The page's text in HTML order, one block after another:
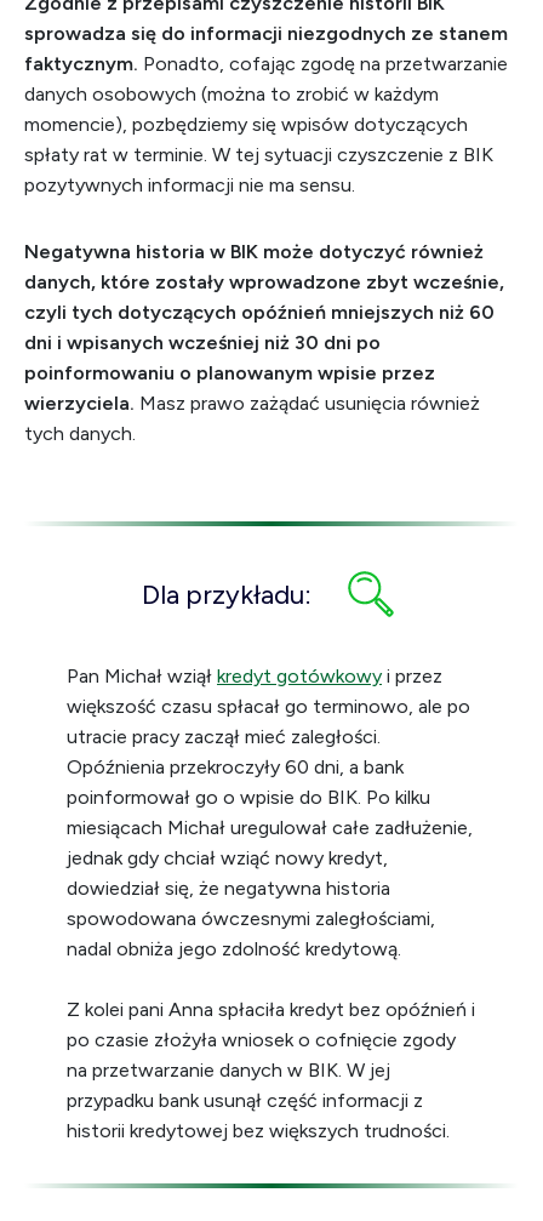
sprowadza się do informacji niezgodnych ze stanem
faktycznym. Ponadto, cofając zgodę na przetwarzanie
danych osobowych (można to zrobić w każdym
momencie), pozbędziemy się wpisów dotyczących
spłaty rat w terminie. W tej sytuacji czyszczenie z BIK
pozytywnych informacji nie ma sensu.
Negatywna historia w BIK może dotyczyć również
danych, które zostały wprowadzone zbyt wcześnie,
czyli tych dotyczących opóźnień mniejszych niż 60
dni i wpisanych wcześniej niż 30 dni po
poinformowaniu o planowanym wpisie przez
wierzyciela. Masz prawo zażądać usunięcia również
tych danych.
Dla przykładu:
Pan Michał wziął kredyt gotówkowy i przez
większość czasu spłacał go terminowo, ale po
utracie pracy zaczął mieć zaległości.
Opóźnienia przekroczyły 60 dni, a bank
poinformował go o wpisie do BIK. Po kilku
miesiącach Michał uregulował całe zadłużenie,
jednak gdy chciał wziąć nowy kredyt,
dowiedział się, że negatywna historia
spowodowana ówczesnymi zaległościami,
nadal obniża jego zdolność kredytową.
Z kolei pani Anna spłaciła kredyt bez opóźnień i
po czasie złożyła wniosek o cofnięcie zgody
na przetwarzanie danych w BIK. W jej
przypadku bank usunął część informacji z
historii kredytowej bez większych trudności.